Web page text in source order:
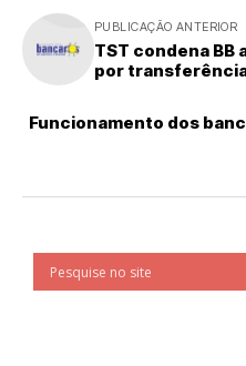
PUBLICAÇÃO ANTERIOR
TST condena BB
por
Funcionamento dos